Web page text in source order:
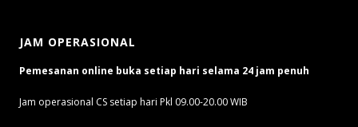
JAM OPERASIONAL
Pemesanan online buka setiap hari selama 24 jam penuh
Jam operasional CS setiap hari Pkl 09.00-20.00 WIB